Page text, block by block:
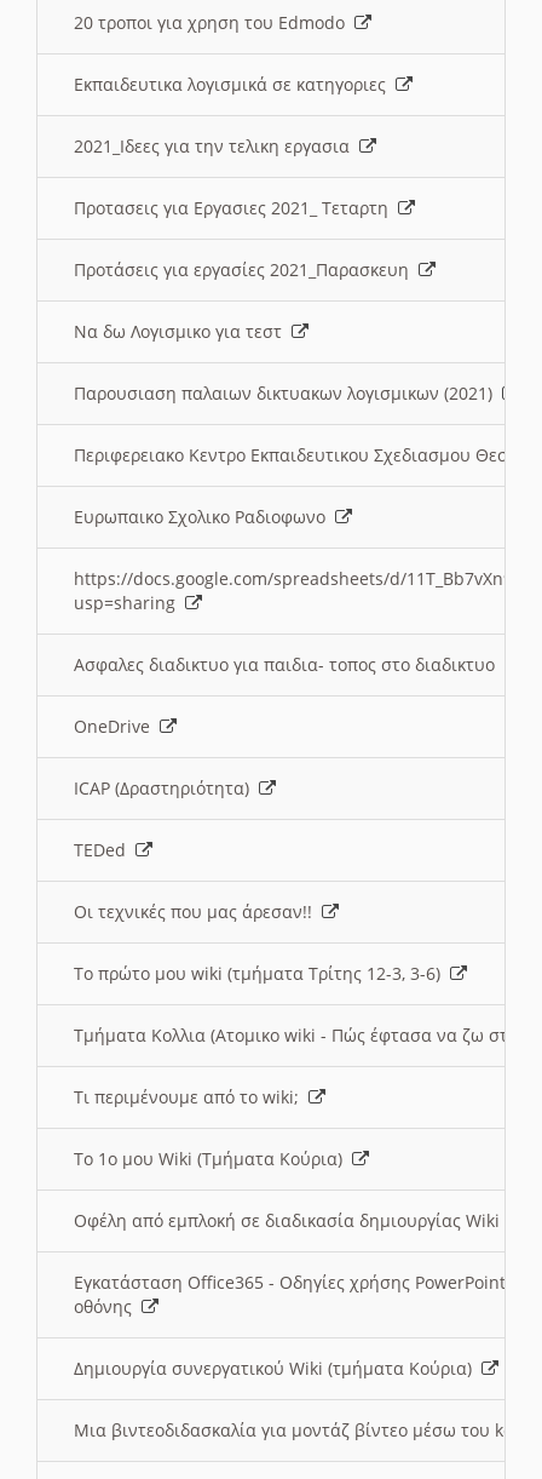
20 τροποι για χρηση του Edmodo
Εκπαιδευτικα λογισμικά σε κατηγοριες
2021_Ιδεες για την τελικη εργασια
Προτασεις για Εργασιες 2021_ Τεταρτη
Προτάσεις για εργασίες 2021_Παρασκευη
Να δω Λογισμικο για τεστ
Παρουσιαση παλαιων δικτυακων λογισμικων (2021)
Περιφερειακο Κεντρο Εκπαιδευτικου Σχεδιασμου
Ευρωπαικο Σχολικο Ραδιοφωνο
https://docs.google.com/spreadsheets/d/
usp=sharing
Ασφαλες διαδικτυο για παιδια- τοπος στο διαδικτυο
OneDrive
ICAP (Δραστηριότητα)
TEDed
Οι τεχνικές που μας άρεσαν!!
Το πρώτο μου wiki (τμήματα Τρίτης 12-3, 3-6)
Τμήματα Κολλια (Ατομικο wiki - Πώς έφτασα να ζω στην
Τι περιμένουμε από το wiki;
Το 1ο μου Wiki (Τμήματα Κούρια)
Οφέλη από εμπλοκή σε διαδικασία δημιουργίας Wiki
Εγκατάσταση Office365 - Οδηγίες χρήσης PowerPoint
οθόνης
Δημιουργία συνεργατικού Wiki (τμήματα Κούρια)
Μια βιντεοδιδασκαλία για μοντάζ βίντεο μέσω του